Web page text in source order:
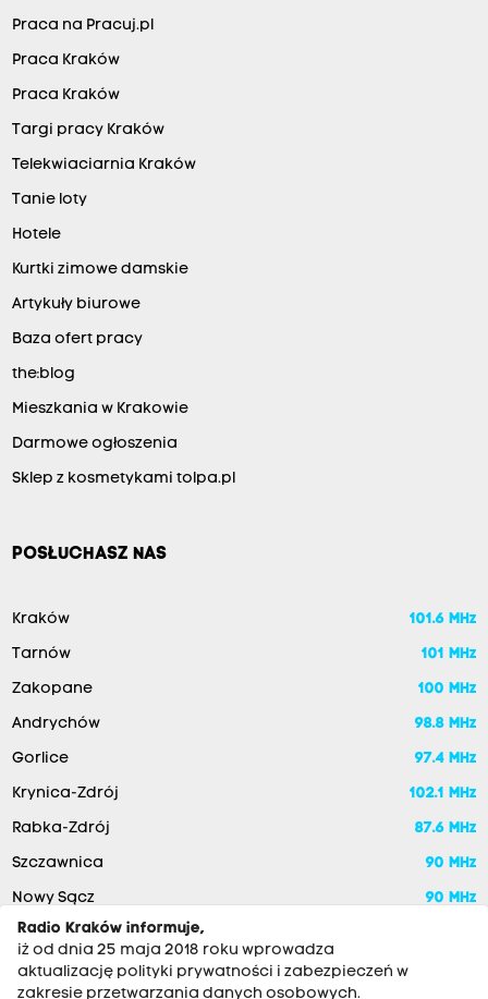
Praca na Pracuj.pl
Praca Kraków
Praca Kraków
Targi pracy Kraków
Telekwiaciarnia Kraków
Tanie loty
Hotele
Kurtki zimowe damskie
Artykuły biurowe
Baza ofert pracy
the:blog
Mieszkania w Krakowie
Darmowe ogłoszenia
Sklep z kosmetykami tolpa.pl
POSŁUCHASZ NAS
Kraków 101.6 MHz
Tarnów 101 MHz
Zakopane 100 MHz
Andrychów 98.8 MHz
Gorlice 97.4 MHz
Krynica-Zdrój 102.1 MHz
Rabka-Zdrój 87.6 MHz
Szczawnica 90 MHz
Nowy Sącz
90 MHz
Radio Kraków informuje,
iż od dnia 25 maja 2018 roku wprowadza
aktualizację polityki prywatności i zabezpieczeń w
zakresie przetwarzania danych osobowych.